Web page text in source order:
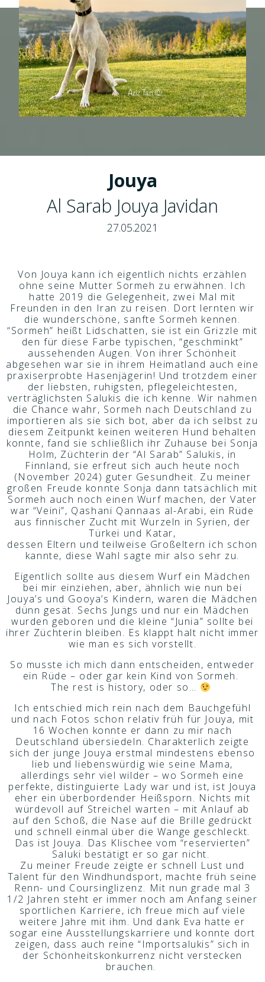
Jouya
Al Sarab Jouya Javidan
27.05.2021
Von Jouya kann ich eigentlich nichts erzählen
ohne seine Mutter Sormeh zu erwähnen. Ich
hatte 2019 die Gelegenheit, zwei Mal mit
Freunden in den Iran zu reisen. Dort lernten wir
die wunderschöne, sanfte Sormeh kennen.
“Sormeh” heißt Lidschatten, sie ist ein Grizzle mit
den für diese Farbe typischen, “geschminkt”
aussehenden Augen. Von ihrer Schönheit
abgesehen war sie in ihrem Heimatland auch eine
praxiserprobte Hasenjägerin! Und trotzdem einer
der liebsten, ruhigsten, pflegeleichtesten,
verträglichsten Salukis die ich kenne. Wir nahmen
die Chance wahr, Sormeh nach Deutschland zu
importieren als sie sich bot, aber da ich selbst zu
diesem Zeitpunkt keinen weiteren Hund behalten
konnte, fand sie schließlich ihr Zuhause bei Sonja
Holm, Züchterin der “Al Sarab” Salukis, in
Finnland, sie erfreut sich auch heute noch
(November 2024) guter Gesundheit. Zu meiner
großen Freude konnte Sonja dann tatsächlich mit
Sormeh auch noch einen Wurf machen, der Vater
war “Veini”, Qashani Qannaas al-Arabi, ein Rüde
aus finnischer Zucht mit Wurzeln in Syrien, der
Türkei und Katar,
dessen Eltern und teilweise Großeltern ich schon
kannte, diese Wahl sagte mir also sehr zu.
Eigentlich sollte aus diesem Wurf ein Mädchen
bei mir einziehen, aber, ähnlich wie nun bei
Jouya’s und Gooya’s Kindern, waren die Mädchen
dünn gesät. Sechs Jungs und nur ein Mädchen
wurden geboren und die kleine “Junia” sollte bei
ihrer Züchterin bleiben. Es klappt halt nicht immer
wie man es sich vorstellt.
So musste ich mich dann entscheiden, entweder
ein Rüde – oder gar kein Kind von Sormeh.
The rest is history, oder so…
Ich entschied mich rein nach dem Bauchgefühl
und nach Fotos schon relativ früh für Jouya, mit
16 Wochen konnte er dann zu mir nach
Deutschland übersiedeln. Charakterlich zeigte
sich der junge Jouya erstmal mindestens ebenso
lieb und liebenswürdig wie seine Mama,
allerdings sehr viel wilder – wo Sormeh eine
perfekte, distinguierte Lady war und ist, ist Jouya
eher ein überbordender Heißsporn. Nichts mit
würdevoll auf Streichel warten – mit Anlauf ab
auf den Schoß, die Nase auf die Brille gedrückt
und schnell einmal über die Wange geschleckt.
Das ist Jouya. Das Klischee vom “reservierten”
Saluki bestätigt er so gar nicht.
Zu meiner Freude zeigte er schnell Lust und
Talent für den Windhundsport, machte früh seine
Renn- und Coursinglizenz. Mit nun grade mal 3
1/2 Jahren steht er immer noch am Anfang seiner
sportlichen Karriere, ich freue mich auf viele
weitere Jahre mit ihm. Und dank Eva hatte er
sogar eine Ausstellungskarriere und konnte dort
zeigen, dass auch reine “Importsalukis” sich in
der Schönheitskonkurrenz nicht verstecken
brauchen.